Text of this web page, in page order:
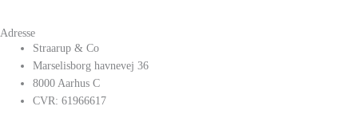
Adresse
Straarup & Co
Marselisborg havnevej 36
8000 Aarhus C
CVR: 61966617